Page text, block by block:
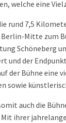
welche eine
rund 7,5
Mitte zum
Schöneberg
und der
der Bühne eine
sowie
auch die
Mit ihrer